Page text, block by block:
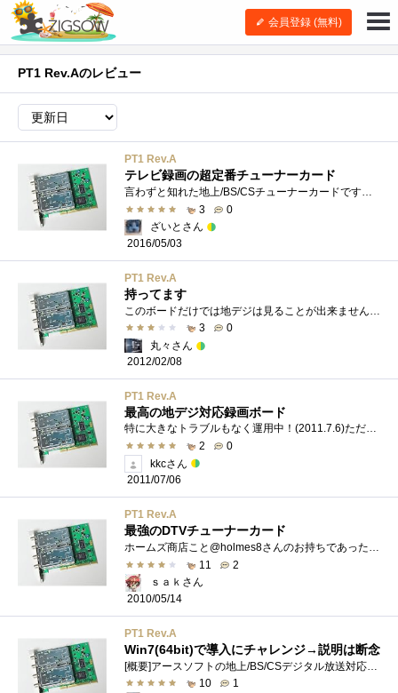
会員登録 (無料)
PT1 Rev.Aのレビュー
PT1 Rev.A
テレビ録画の超定番チューナーカード
言わずと知れた地上/BS/CSチューナーカードですね。 2009年に購入してから現在もメインの録画環境として使用しています。 環境PC：Express5800S70タ�...
3
0
ざいとさん
2016/05/03
PT1 Rev.A
持ってます
3
0
丸々さん
2012/02/08
PT1 Rev.A
最高の地デジ対応録画ボード
特に大きなトラブルもなく運用中！(2011.7.6)ただ、録画データが大きいので管理が大変！高速エンコードの為に、QSVが使えるPCが欲しい！
2
0
kkcさん
2011/07/06
PT1 Rev.A
最強のDTVチューナーカード
ホームズ商店こと@holmes8さんのお持ちであったPTxが余っているという話を聞いて、飛びついた次第です。通電確認程度しかしていないmintconditionを�...
11
2
ｓａｋさん
2010/05/14
PT1 Rev.A
Win7(64bit)で導入にチャレンジ→説明は断念
10
1